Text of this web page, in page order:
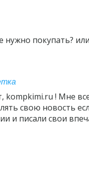
нужно покупать?
kompkimi.ru ! Мне
свою новость
и писали свои